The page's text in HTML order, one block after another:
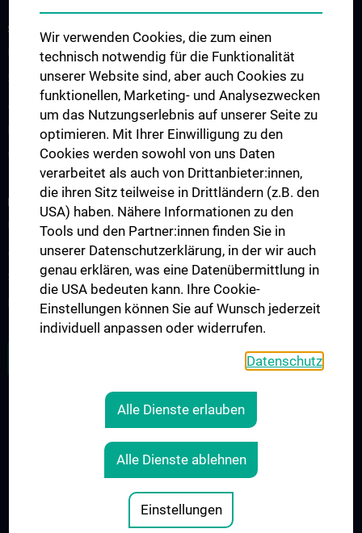
STUDIUM, AUS- UND WEITERBILDUNG
Übersicht Ausbildung
Studium
Ausbildung
Fellows & Observer
Weiterbildung
FORSCHUNG
Überblick Forschung
Allgemeine Anästhesie und Intensivmedizin
Spezielle Anästhesie und Schmerztherapie
Herz-Thorax-Gefäßchirurgische Anästhesie und Intensivmedizin
COOKIE-EINSTELLUNGEN
© 2026 Medizinische Universität Wien
Wir verwenden Cookies, die zum einen
technisch notwendig für die Funktionalität
unserer Website sind, aber auch Cookies zu
funktionellen, Marketing- und Analysezwecken
um das Nutzungserlebnis auf unserer Seite zu
optimieren. Mit Ihrer Einwilligung zu den
Cookies werden sowohl von uns Daten
verarbeitet als auch von Drittanbieter:innen,
die ihren Sitz teilweise in Drittländern (z.B. den
USA) haben. Nähere Informationen zu den
Tools und den Partner:innen finden Sie in
unserer Datenschutzerklärung, in der wir auch
genau erklären, was eine Datenübermittlung in
die USA bedeuten kann. Ihre Cookie-
Einstellungen können Sie auf Wunsch jederzeit
individuell anpassen oder widerrufen.
Datenschutz
Alle Dienste erlauben
Alle Dienste ablehnen
Einstellungen